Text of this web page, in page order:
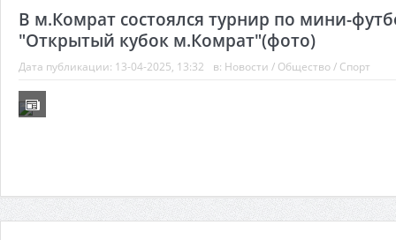
В м.Комрат состоялся турнир по мини-
"Открытый кубок м.Комрат"(фото)
Дата публикации: 13-04-2025, 13:32 в: Новости / Общество/ Спорт